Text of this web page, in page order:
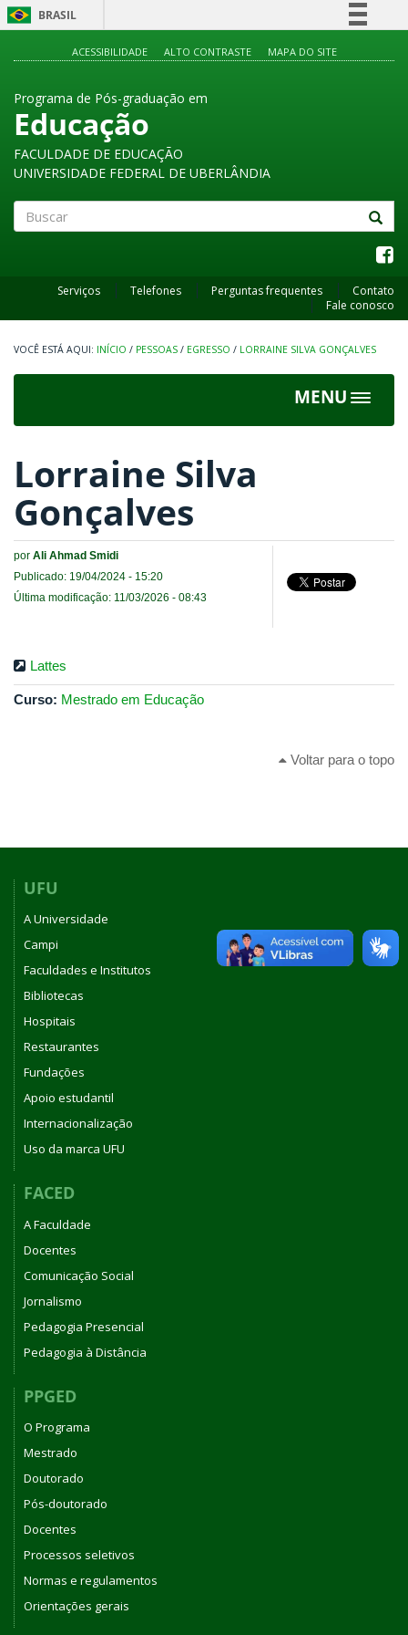
BRASIL
Canais
ACESSIBILIDADE ALTO CONTRASTE MAPA DO SITE
Programa de Pós-graduação em
Educação
FACULDADE DE EDUCAÇÃO
UNIVERSIDADE FEDERAL DE UBERLÂNDIA
Serviços Telefones Perguntas frequentes
Contato
Fale conosco
INÍCIO / PESSOAS / EGRESSO / LORRAINE SILVA GONÇALVES
MENU
Toggle
Lorraine Silva
Gonçalves
por Ali Ahmad Smidi
Publicado: 19/04/2024 - 15:20
Última modificação: 11/03/2026 - 08:43
Lattes
Curso: Mestrado em Educação
Voltar para o topo
UFU
A Universidade
Campi
Faculdades e Institutos
Bibliotecas
Hospitais
Restaurantes
Fundações
Apoio estudantil
Internacionalização
Uso da marca UFU
FACED
A Faculdade
Docentes
Comunicação Social
Jornalismo
Pedagogia Presencial
Pedagogia à Distância
PPGED
O Programa
Mestrado
Doutorado
Pós-doutorado
Docentes
Processos seletivos
Normas e regulamentos
Orientações gerais